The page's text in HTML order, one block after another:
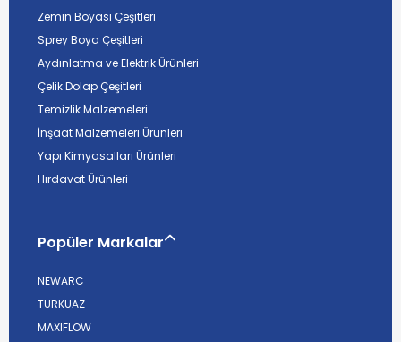
Zemin Boyası Çeşitleri
Sprey Boya Çeşitleri
Aydınlatma ve Elektrik Ürünleri
Çelik Dolap Çeşitleri
Temizlik Malzemeleri
İnşaat Malzemeleri Ürünleri
Yapı Kimyasalları Ürünleri
Hırdavat Ürünleri
Popüler Markalar
NEWARC
TURKUAZ
MAXIFLOW